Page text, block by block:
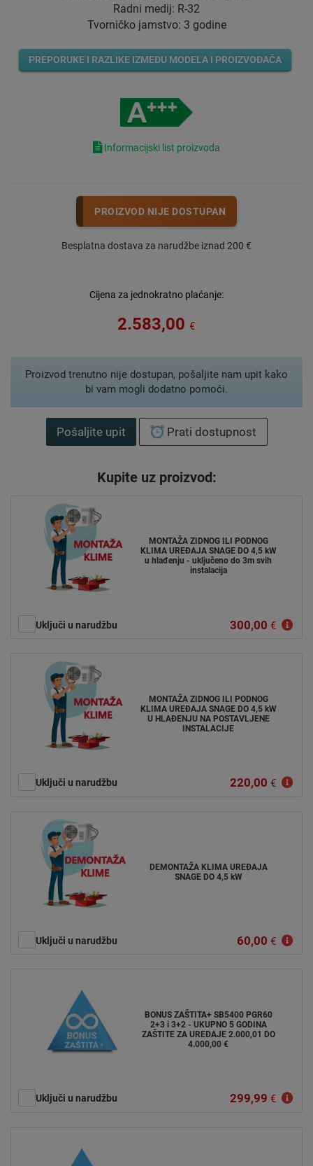
Radni medij: R-32
Tvorničko jamstvo: 3 godine
PREPORUKE I RAZLIKE IZMEĐU MODELA I PROIZVOĐAČA
Informacijski list proizvoda
PROIZVOD NIJE DOSTUPAN
Besplatna dostava za narudžbe iznad 200 €
Cijena za jednokratno plaćanje:
2.583,00 €
Proizvod trenutno nije dostupan, pošaljite nam upit kako
bi vam mogli dodatno pomoći.
Pošaljite upit Prati dostupnost
Kupite uz proizvod:
MONTAŽA ZIDNOG ILI PODNOG
KLIMA UREĐAJA SNAGE DO 4,5 kW
u hlađenju - uključeno do 3m svih
instalacija
Uključi u narudžbu 300,00 €
MONTAŽA ZIDNOG ILI PODNOG
KLIMA UREĐAJA SNAGE DO 4,5 kW
U HLAĐENJU NA POSTAVLJENE
INSTALACIJE
Uključi u narudžbu 220,00 €
DEMONTAŽA KLIMA UREĐAJA
SNAGE DO 4,5 kW
Uključi u narudžbu 60,00 €
BONUS ZAŠTITA+ SB5400 PGR60
2+3 i 3+2 - UKUPNO 5 GODINA
ZAŠTITE ZA UREĐAJE 2.000,01 DO
4.000,00 €
Uključi u narudžbu 299,99 €